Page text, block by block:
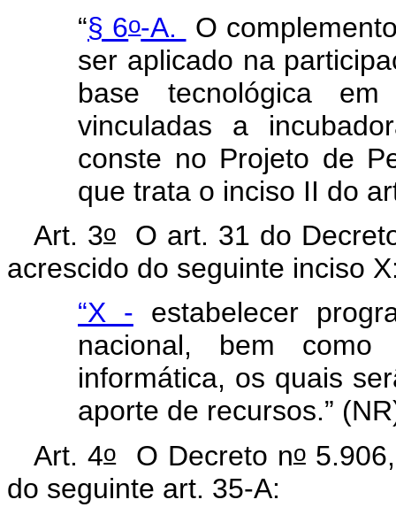
“§ 6o-A.
O
ser aplicado na
base tecnológica
vinculadas a
conste no Projeto de
que trata o inciso II do
Art. 3oO art. 31 do
acrescido do seguinte inciso
“X - estabelecer
nacional, bem
informática, os quais
aporte de recursos.”
Art. 4oO Decreto no5.906,
do seguinte art. 35-A: